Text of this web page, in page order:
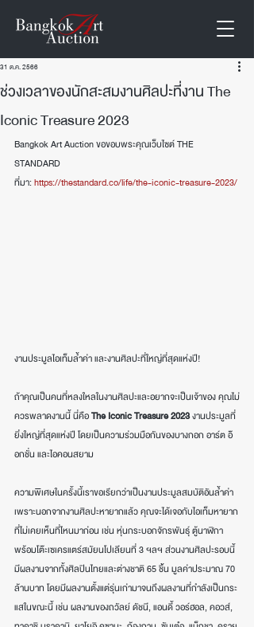
ช่วงเวลาของนักสะสมงานศิลปะที่งาน The
Iconic Treasure 2023
31 ต.ค. 2566
Bangkok Art Auction ขอขอบพระคุณเว็บไซต์ THE
STANDARD
ที่มา: https://thestandard.co/life/the-iconic-treasure-2023/
งานประมูลไอเท็มล้ำค่า และงานศิลปะที่ใหญ่ที่สุดแห่งปี!
ถ้าคุณเป็นคนที่หลงใหลในงานศิลปะและอยากจะเป็นเจ้าของ คุณไม่
ควรพลาดงานนี้ นี่คือ The Iconic Treasure 2023 งานประมูลที่
ยิ่งใหญ่ที่สุดแห่งปี โดยเป็นความร่วมมือกันของบางกอก อาร์ต อ๊
อกชั่น และไอคอนสยาม
ความพิเศษในครั้งนี้เราขอเรียกว่าเป็นงานประมูลสมบัติอันล้ำค่า
เพราะนอกจากงานศิลปะหายากแล้ว คุณจะได้เจอกับไอเท็มหายาก
ที่ไม่เคยเห็นที่ไหนมาก่อน เช่น หุ่นกระบอกจักรพันธุ์ ตู้นาฬิกา
พร้อมโต๊ะเซเครแตร์สมัยนโปเลียนที่ 3 ฯลฯ ส่วนงานศิลปะรอบนี้
มีผลงานจากทั้งศิลปินไทยและต่างชาติ 65 ชิ้น มูลค่าประมาณ 70
ล้านบาท โดยมีผลงานตั้งแต่รุ่นเก่ามาจนถึงผลงานที่กำลังเป็นกระ
แสในขณะนี้ เช่น ผลงานของถวัลย์ ดัชนี, แอนดี้ วอร์ฮอล, คอวส์,